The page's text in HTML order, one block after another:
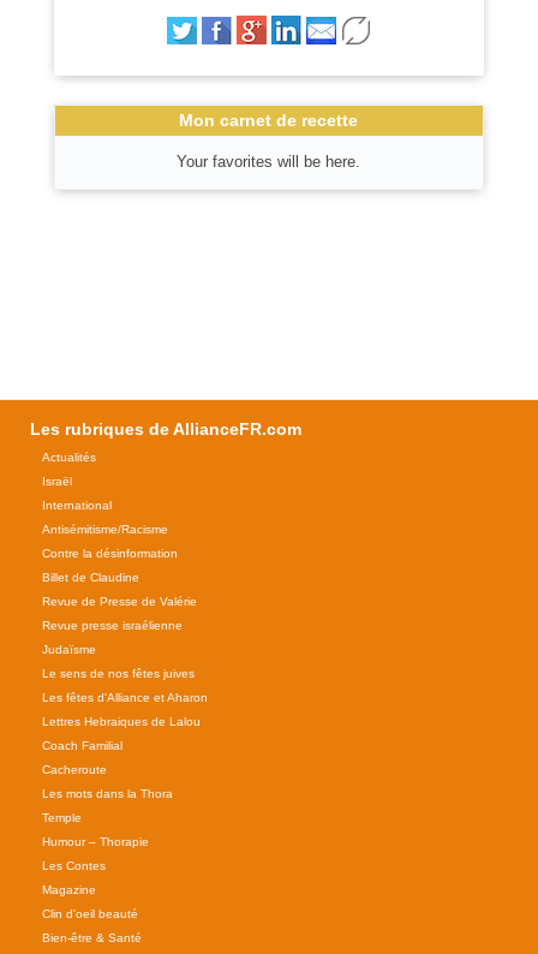
Mon carnet de recette
Your favorites will be here.
Les rubriques de AllianceFR.com
Actualités
Israël
International
Antisémitisme/Racisme
Contre la désinformation
Billet de Claudine
Revue de Presse de Valérie
Revue presse israélienne
Judaïsme
Le sens de nos fêtes juives
Les fêtes d'Alliance et Aharon
Lettres Hebraiques de Lalou
Coach Familial
Cacheroute
Les mots dans la Thora
Temple
Humour – Thorapie
Les Contes
Magazine
Clin d'oeil beauté
Bien-être & Santé